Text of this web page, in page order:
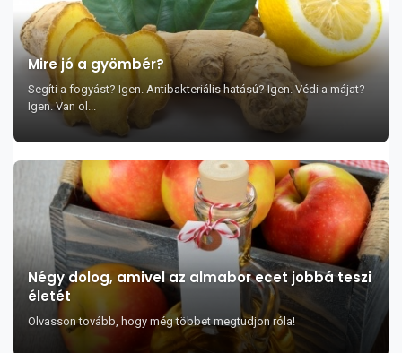
Mire jó a gyömbér?
Segíti a fogyást? Igen. Antibakteriális hatású? Igen. Védi a májat?
Igen. Van ol...
Négy dolog, amivel az almabor ecet jobbá teszi
életét
Olvasson tovább, hogy még többet megtudjon róla!